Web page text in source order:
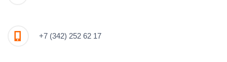
+7 (342) 252 62 17